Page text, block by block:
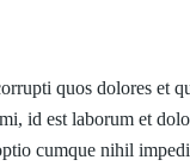
quos dolores et
id est laborum et
cumque nihil